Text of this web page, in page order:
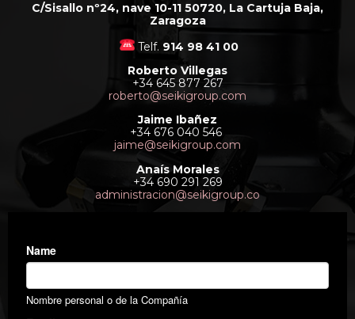
C/Sisallo nº24, nave 10-11 50720, La Cartuja Baja,
Zaragoza
Telf. 914 98 41 00
Roberto Villegas
+34 645 877 267
roberto@seikigroup.com
Jaime Ibañez
+34 676 040 546
jaime@seikigroup.com
Anaís Morales
+34 690 291 269
administracion@seikigroup.co